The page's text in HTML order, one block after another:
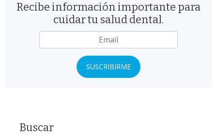
Recibe información importante para
cuidar tu salud dental.
Buscar